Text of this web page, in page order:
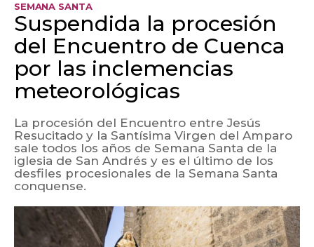
SEMANA SANTA
Suspendida la procesión
del Encuentro de Cuenca
por las inclemencias
meteorológicas
La procesión del Encuentro entre Jesús
Resucitado y la Santísima Virgen del Amparo
sale todos los años de Semana Santa de la
iglesia de San Andrés y es el último de los
desfiles procesionales de la Semana Santa
conquense.